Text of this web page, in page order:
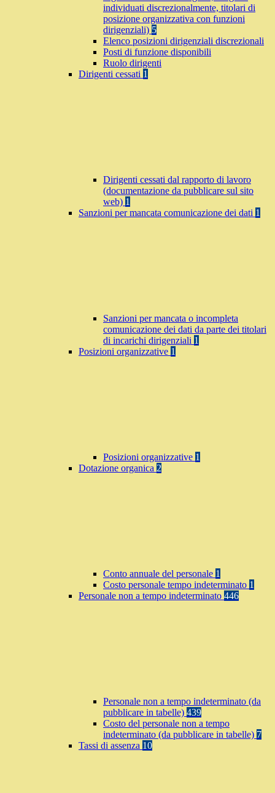
individuati discrezionalmente, titolari di
posizione organizzativa con funzioni
dirigenziali) 5
Elenco posizioni dirigenziali discrezionali
Posti di funzione disponibili
Ruolo dirigenti
Dirigenti cessati 1
Dirigenti cessati dal rapporto di lavoro
(documentazione da pubblicare sul sito
web) 1
Sanzioni per mancata comunicazione dei dati 1
Sanzioni per mancata o incompleta
comunicazione dei dati da parte dei titolari
di incarichi dirigenziali 1
Posizioni organizzative 1
Posizioni organizzative 1
Dotazione organica 2
Conto annuale del personale 1
Costo personale tempo indeterminato 1
Personale non a tempo indeterminato 446
Personale non a tempo indeterminato (da
pubblicare in tabelle) 439
Costo del personale non a tempo
indeterminato (da pubblicare in tabelle) 7
Tassi di assenza 10